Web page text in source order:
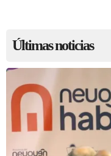
Últimas noticias